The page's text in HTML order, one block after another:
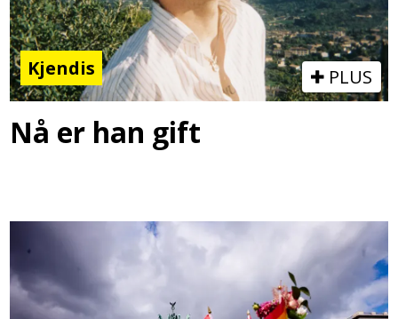
Kjendis PLUS
Nå er han gift